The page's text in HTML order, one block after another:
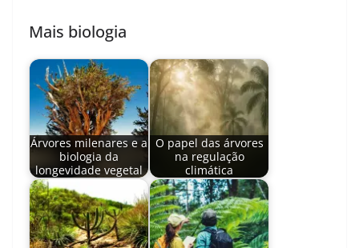
Mais biologia
Árvores milenares e a
biologia da
longevidade vegetal
O papel das árvores
na regulação
climática